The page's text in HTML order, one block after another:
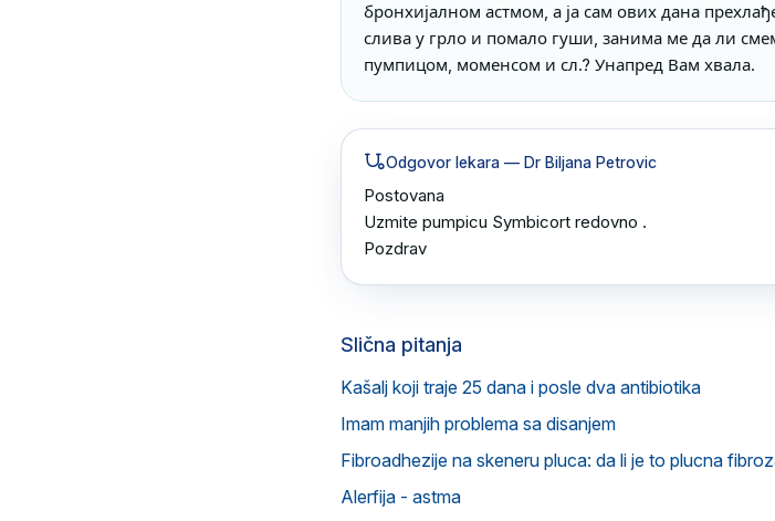
бронхијалном астмом, а ја сам ових дана
слива у грло и помало гуши, занима ме да ли
пумпицом, моменсом и сл.? Унапред Вам хвала.
Odgovor lekara — Dr Biljana Petrovic
Postovana
Uzmite pumpicu Symbicort redovno .
Pozdrav
Slična pitanja
Kašalj koji traje 25 dana i posle dva antibiotika
Imam manjih problema sa disanjem
Fibroadhezije na skeneru pluca: da li je to plucna
Alerfija - astma